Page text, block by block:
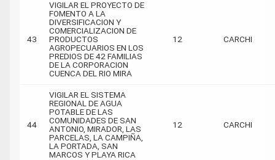
43
VIGILAR EL PROYECTO DE
FOMENTO A LA
DIVERSIFICACION Y
COMERCIALIZACION DE
PRODUCTOS
AGROPECUARIOS EN LOS
PREDIOS DE 42 FAMILIAS
DE LA CORPORACION
CUENCA DEL RIO MIRA
12 CARCHI
44
VIGILAR EL SISTEMA
REGIONAL DE AGUA
POTABLE DE LAS
COMUNIDADES DE SAN
ANTONIO, MIRADOR, LAS
PARCELAS, LA CAMPIÑA,
LA PORTADA, SAN
MARCOS Y PLAYA RICA
12 CARCHI